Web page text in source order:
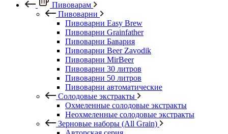
Пивоварам
Пивоварни
Пивоварни Easy Brew
Пивоварни Grainfather
Пивоварни Бавария
Пивоварни Beer Zavodik
Пивоварни MirBeer
Пивоварни 30 литров
Пивоварни 50 литров
Пивоварни автоматические
Солодовые экстракты
Охмеленные солодовые экстракты
Неохмеленные солодовые экстракты
Зерновые наборы (All Grain)